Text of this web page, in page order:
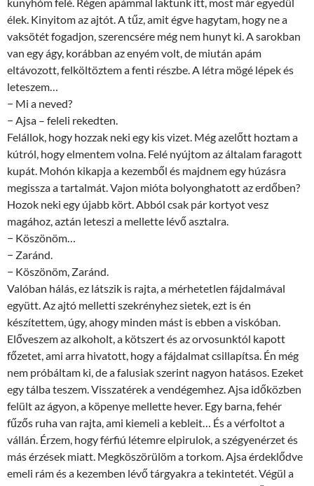
kunyhóm felé. Régen apámmal laktunk itt, most már egyedül
élek. Kinyitom az ajtót. A tűz, amit égve hagytam, hogy ne a
vaksötét fogadjon, szerencsére még nem hunyt ki. A sarokban
van egy ágy, korábban az enyém volt, de miután apám
eltávozott, felköltöztem a fenti részbe. A létra mögé lépek és
leteszem…
− Mi a neved?
− Ajsa – feleli rekedten.
Felállok, hogy hozzak neki egy kis vizet. Még azelőtt hoztam a
kútról, hogy elmentem volna. Felé nyújtom az általam faragott
kupát. Mohón kikapja a kezemből és majdnem egy húzásra
megissza a tartalmát. Vajon mióta bolyonghatott az erdőben?
Hozok neki egy újabb kört. Abból csak pár kortyot vesz
magához, aztán leteszi a mellette lévő asztalra.
− Köszönöm…
− Zaránd.
− Köszönöm, Zaránd.
Valóban hálás, ez látszik is rajta, a mérhetetlen fájdalmával
együtt. Az ajtó melletti szekrényhez sietek, ezt is én
készítettem, úgy, ahogy minden mást is ebben a viskóban.
Előveszem az alkoholt, a kötszert és az orvosunktól kapott
főzetet, ami arra hivatott, hogy a fájdalmat csillapítsa. Én még
nem próbáltam ki, de a falusiak szerint nagyon hatásos. Ezeket
egy tálba teszem. Visszatérek a vendégemhez. Ajsa időközben
felült az ágyon, a köpenye mellette hever. Egy barna, fehér
fűzős ruha van rajta, ami kiemeli a kebleit… És a vérfoltot a
vállán. Érzem, hogy férfiú létemre elpirulok, a szégyenérzet és
más érzések miatt. Megköszörülöm a torkom. Ajsa érdeklődve
emeli rám és a kezemben lévő tárgyakra a tekintetét. Végül a